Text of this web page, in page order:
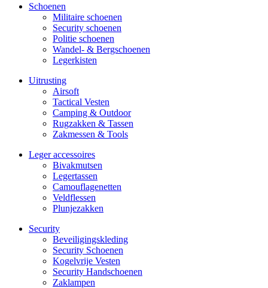
Schoenen
Militaire schoe­nen
Security schoenen
Politie schoenen
Wandel- & Berg­­schoenen
Legerkisten
Uitrusting
Airsoft
Tactical Ves­ten
Camping & Outdoor
Rugzakken & Tassen
Zakmessen & Tools
Leger accessoires
Bivakmutsen
Legertassen
Camouflage­­netten
Veldflessen
Plunjezakken
Security
Beveiligings­­kleding
Security Schoenen
Kogelvrije Vesten
Security Hand­­schoenen
Zaklampen